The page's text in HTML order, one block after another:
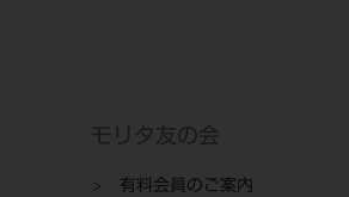
モリタ友の会
有料会員のご案内